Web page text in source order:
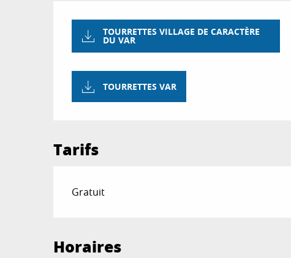
TOURRETTES VILLAGE DE CARACTÈRE
DU VAR
TOURRETTES VAR
Tarifs
Gratuit
Horaires